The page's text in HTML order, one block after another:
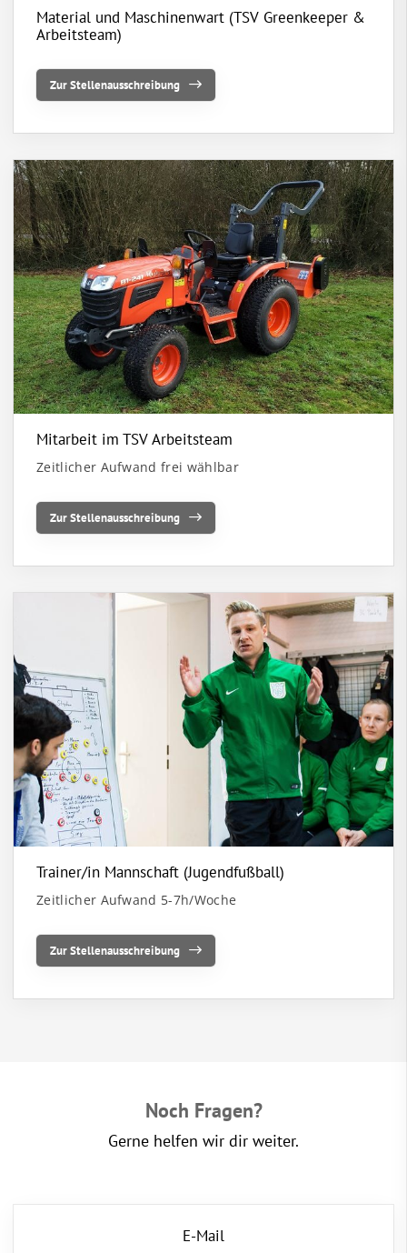
Material und Maschinenwart (TSV Greenkeeper &
Arbeitsteam)
Zur Stellenausschreibung
Mitarbeit im TSV Arbeitsteam
Zeitlicher Aufwand frei wählbar
Zur Stellenausschreibung
Trainer/in Mannschaft (Jugendfußball)
Zeitlicher Aufwand 5-7h/Woche
Zur Stellenausschreibung
Noch Fragen?
Gerne helfen wir dir weiter.
E-Mail